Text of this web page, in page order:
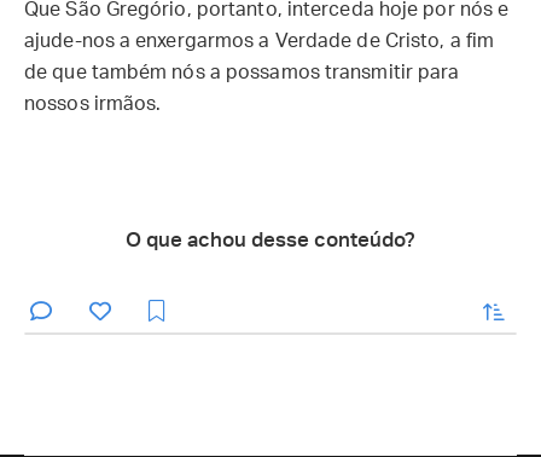
Que São Gregório, portanto, interceda hoje por nós e
ajude-nos a enxergarmos a Verdade de Cristo, a fim
de que também nós a possamos transmitir para
nossos irmãos.
O que achou desse conteúdo?
enviar